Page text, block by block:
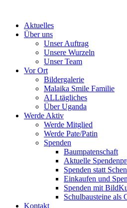
contentAktuelles
Über uns
Unser Auftrag
Unsere Wurzeln
Unser Team
Vor Ort
Bildergalerie
Malaika Smile Familie
ALLtägliches
Über Uganda
Werde Aktiv
Werde Mitglied
Werde Pate/Patin
Spenden
Baumpatenschaft
Aktuelle
Spenden statt
Einkaufen und
Spenden mit
Schulbausteine als
Kontakt